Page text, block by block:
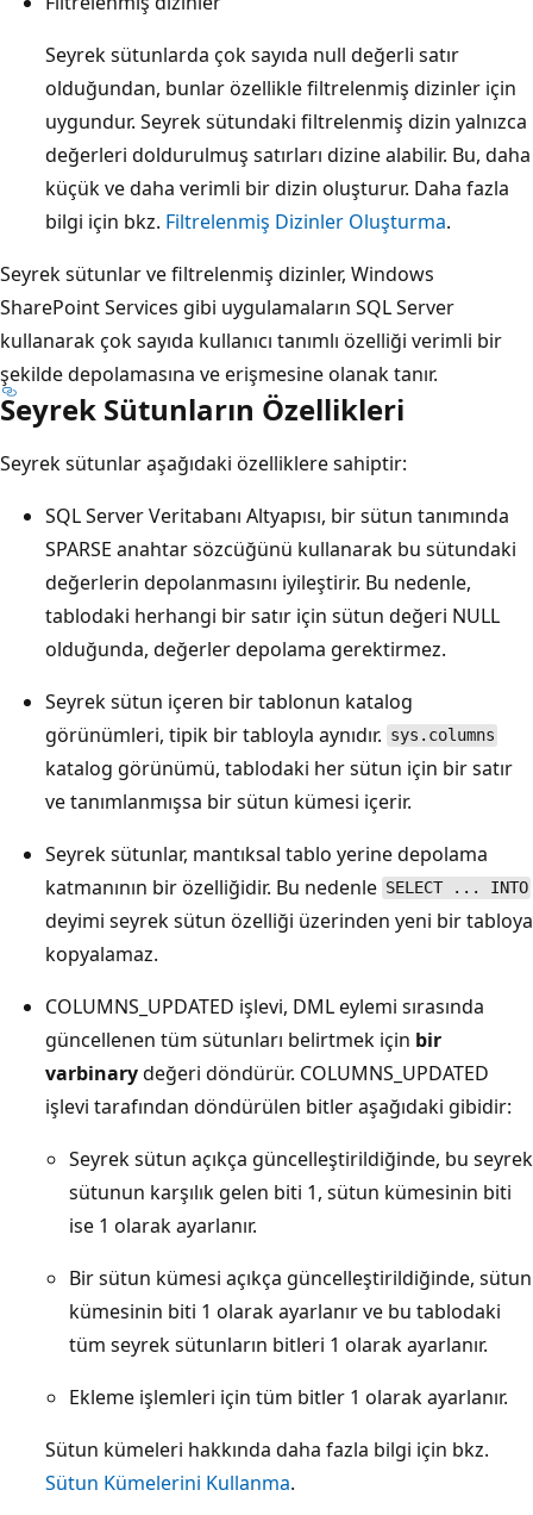
Seyrek sütunlarda çok sayıda null değerli satır
olduğundan, bunlar özellikle filtrelenmiş dizinler için
uygundur. Seyrek sütundaki filtrelenmiş dizin yalnızca
değerleri doldurulmuş satırları dizine alabilir. Bu, daha
küçük ve daha verimli bir dizin oluşturur. Daha fazla
bilgi için bkz. Filtrelenmiş Dizinler Oluşturma.
Seyrek sütunlar ve filtrelenmiş dizinler, Windows
SharePoint Services gibi uygulamaların SQL Server
kullanarak çok sayıda kullanıcı tanımlı özelliği verimli bir
şekilde depolamasına ve erişmesine olanak tanır.
Seyrek Sütunların Özellikleri
Seyrek sütunlar aşağıdaki özelliklere sahiptir:
SQL Server Veritabanı Altyapısı, bir sütun tanımında
SPARSE anahtar sözcüğünü kullanarak bu sütundaki
değerlerin depolanmasını iyileştirir. Bu nedenle,
tablodaki herhangi bir satır için sütun değeri NULL
olduğunda, değerler depolama gerektirmez.
Seyrek sütun içeren bir tablonun katalog
görünümleri, tipik bir tabloyla aynıdır. sys.columns
katalog görünümü, tablodaki her sütun için bir satır
ve tanımlanmışsa bir sütun kümesi içerir.
Seyrek sütunlar, mantıksal tablo yerine depolama
katmanının bir özelliğidir. Bu nedenle SELECT ... INTO
deyimi seyrek sütun özelliği üzerinden yeni bir tabloya
kopyalamaz.
COLUMNS_UPDATED işlevi, DML eylemi sırasında
güncellenen tüm sütunları belirtmek için bir
varbinarydeğeri döndürür. COLUMNS_UPDATED
işlevi tarafından döndürülen bitler aşağıdaki gibidir:
Seyrek sütun açıkça güncelleştirildiğinde, bu seyrek
sütunun karşılık gelen biti 1, sütun kümesinin biti
ise 1 olarak ayarlanır.
Bir sütun kümesi açıkça güncelleştirildiğinde, sütun
kümesinin biti 1 olarak ayarlanır ve bu tablodaki
tüm seyrek sütunların bitleri 1 olarak ayarlanır.
Ekleme işlemleri için tüm bitler 1 olarak ayarlanır.
Sütun kümeleri hakkında daha fazla bilgi için bkz.
Sütun Kümelerini Kullanma.